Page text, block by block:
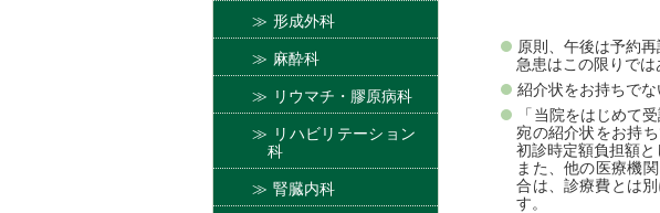
原則、午後は予約再
急患はこの限りで
紹介状をお持ちで
「当院をはじめて
宛の紹介状をお持
初診時定額負担額
また、他の医療機
合は、診療費とは
す。
形成外科
麻酔科
リウマチ・膠原病科
リハビリテーション
科
腎臓内科